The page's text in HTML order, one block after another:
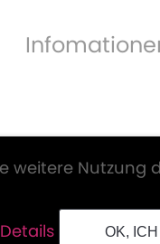
weitere Nutzung
Details OK,